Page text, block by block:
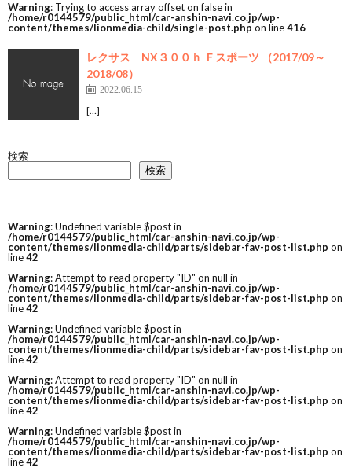
Warning: Trying to access array offset on false in
/home/r0144579/public_html/car-anshin-navi.co.jp/wp-
content/themes/lionmedia-child/single-post.php on line416
レクサス NX３００ｈ Ｆスポーツ （2017/09～
2018/08）
2022.06.15
[…]
検索
検索
Warning: Undefined variable $post in
/home/r0144579/public_html/car-anshin-navi.co.jp/wp-
content/themes/lionmedia-child/parts/sidebar-fav-post-list.php on
line42
Warning: Attempt to read property "ID" on null in
/home/r0144579/public_html/car-anshin-navi.co.jp/wp-
content/themes/lionmedia-child/parts/sidebar-fav-post-list.php on
line42
Warning: Undefined variable $post in
/home/r0144579/public_html/car-anshin-navi.co.jp/wp-
content/themes/lionmedia-child/parts/sidebar-fav-post-list.php on
line42
Warning: Attempt to read property "ID" on null in
/home/r0144579/public_html/car-anshin-navi.co.jp/wp-
content/themes/lionmedia-child/parts/sidebar-fav-post-list.php on
line42
Warning: Undefined variable $post in
/home/r0144579/public_html/car-anshin-navi.co.jp/wp-
content/themes/lionmedia-child/parts/sidebar-fav-post-list.php on
line42